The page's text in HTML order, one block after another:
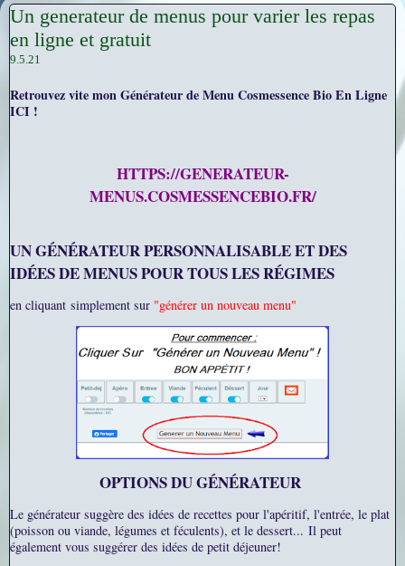
Un generateur de menus pour varier les repas
en ligne et gratuit
9.5.21
Retrouvez vite mon Générateur de Menu Cosmessence Bio En Ligne
ICI !
HTTPS://GENERATEUR-
MENUS.COSMESSENCEBIO.FR/
UN GÉNÉRATEUR PERSONNALISABLE ET DES
IDÉES DE MENUS POUR TOUS LES RÉGIMES
en cliquant simplement sur "générer un nouveau menu"
OPTIONS DU GÉNÉRATEUR
Le générateur suggère des idées de recettes pour l'apéritif, l'entrée, le plat
(poisson ou viande, légumes et féculents), et le dessert... Il peut
également vous suggérer des idées de petit déjeuner!